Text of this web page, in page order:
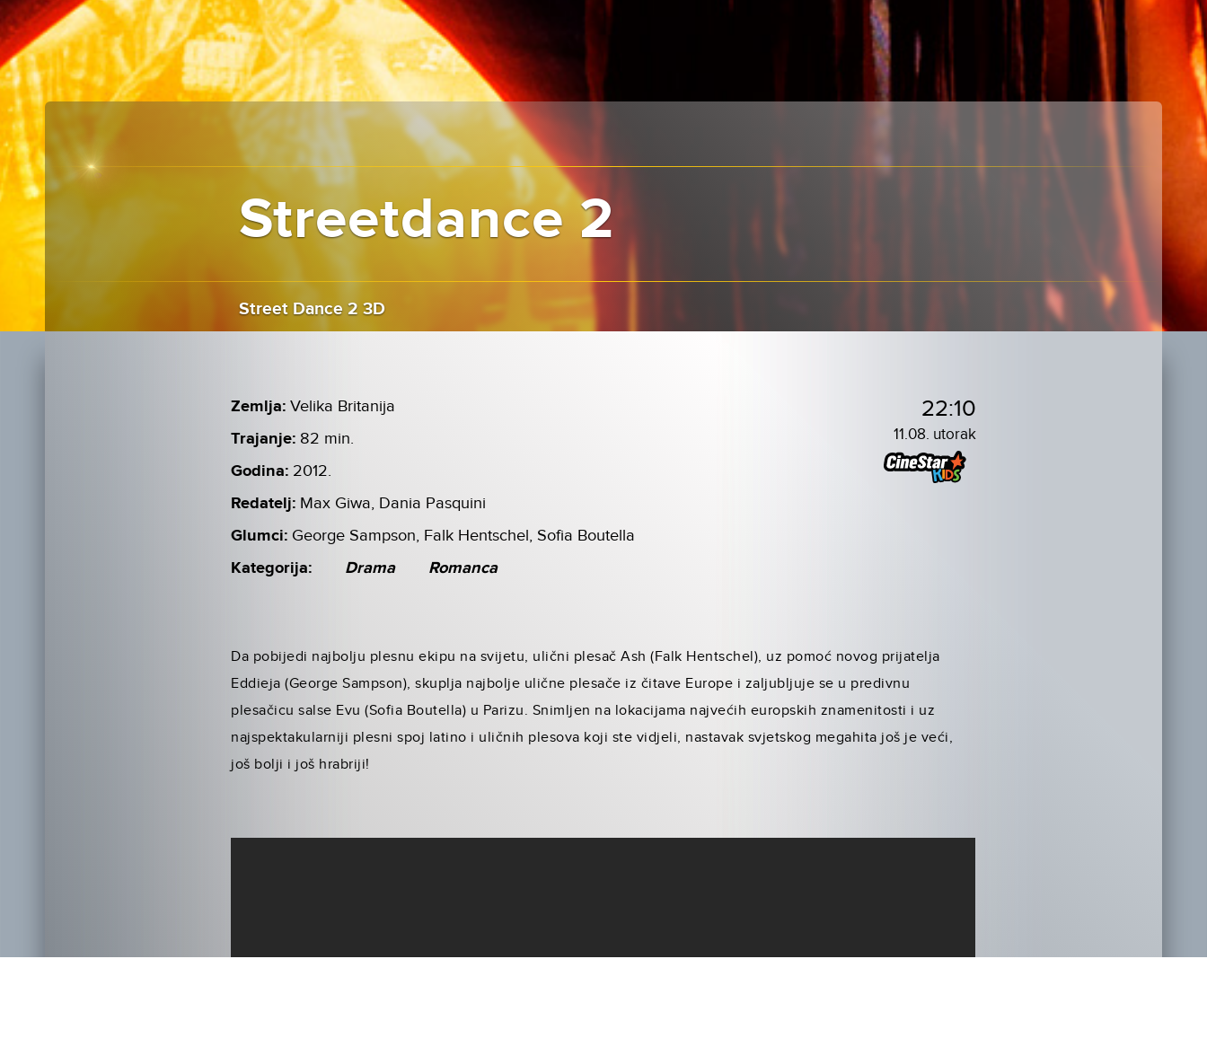
Streetdance 2
Street Dance 2 3D
Zemlja: Velika Britanija
Trajanje: 82 min.
Godina: 2012.
Redatelj: Max Giwa, Dania Pasquini
Glumci: George Sampson, Falk Hentschel, Sofia Boutella
Kategorija: Drama Romanca
22:10
11.08. utorak
Da pobijedi najbolju plesnu ekipu na svijetu, ulični plesač Ash (Falk Hentschel), uz pomoć novog prijatelja
Eddieja (George Sampson), skuplja najbolje ulične plesače iz čitave Europe i zaljubljuje se u predivnu
plesačicu salse Evu (Sofia Boutella) u Parizu. Snimljen na lokacijama najvećih europskih znamenitosti i uz
najspektakularniji plesni spoj latino i uličnih plesova koji ste vidjeli, nastavak svjetskog megahita još je veći,
još bolji i još hrabriji!